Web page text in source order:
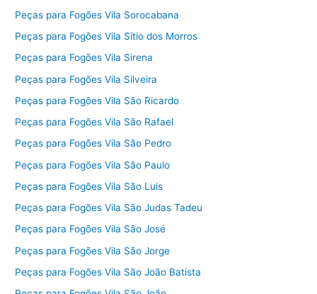
Peças para Fogões Vila Sorocabana
Peças para Fogões Vila Sítio dos Morros
Peças para Fogões Vila Sirena
Peças para Fogões Vila Silveira
Peças para Fogões Vila São Ricardo
Peças para Fogões Vila São Rafael
Peças para Fogões Vila São Pedro
Peças para Fogões Vila São Paulo
Peças para Fogões Vila São Luis
Peças para Fogões Vila São Judas Tadeu
Peças para Fogões Vila São José
Peças para Fogões Vila São Jorge
Peças para Fogões Vila São João Batista